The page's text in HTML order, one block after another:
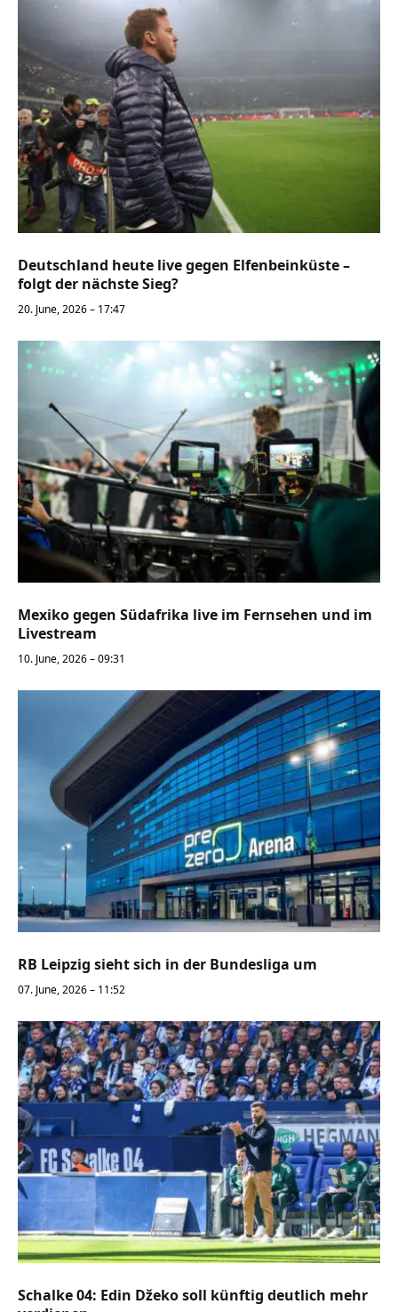
Deutschland heute live gegen Elfenbeinküste –
folgt der nächste Sieg?
20. June, 2026 – 17:47
Mexiko gegen Südafrika live im Fernsehen und im
Livestream
10. June, 2026 – 09:31
RB Leipzig sieht sich in der Bundesliga um
07. June, 2026 – 11:52
Schalke 04: Edin Džeko soll künftig deutlich mehr